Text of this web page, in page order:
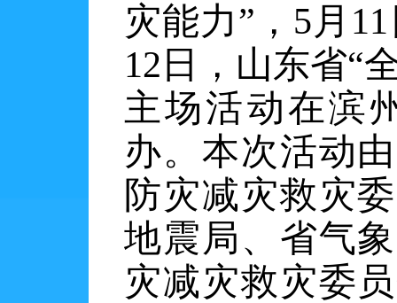
灾能力”，5月
12日，山东省“
主场活动在滨
办。本次活动
防灾减灾救灾
地震局、省气
灾减灾救灾委